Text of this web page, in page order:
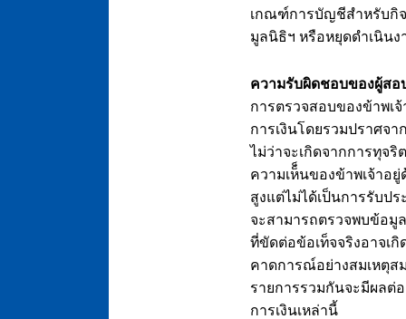
เกณฑ์การบัญชีสำหรับกิจ
มูลนิธิฯ หรือหยุดดำเนินง
ความรับผิดชอบของผู้สอ
การตรวจสอบของข้าพเ
การเงินโดยรวมปราศจ
ไม่ว่าจะเกิดจากการทุจ
ความเห็็นของข้าพเจ้าอ
สูงแต่ไม่ได้เป็นการรับป
จะสามารถตรวจพบข้อมู
ที่ขัดต่อข้อเท็จจริงอาจเ
คาดการณ์อย่างสมเหตุส
รายการรวมกันจะมีผลต่
การเงินเหล่านี้